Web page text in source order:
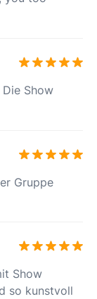
Show
Gruppe
Show
so kunstvoll